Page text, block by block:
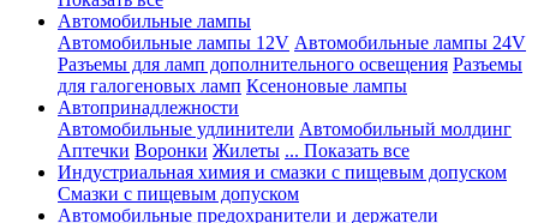
Автомобильные лампы
Автомобильные лампы 12V Автомобильные лампы 24V
Разъемы для ламп дополнительного освещения Разъемы
для галогеновых ламп Ксеноновые лампы
Автопринадлежности
Автомобильные удлинители Автомобильный молдинг
Аптечки Воронки Жилеты ... Показать все
Индустриальная химия и смазки с пищевым допуском
Смазки с пищевым допуском
Автомобильные предохранители и держатели